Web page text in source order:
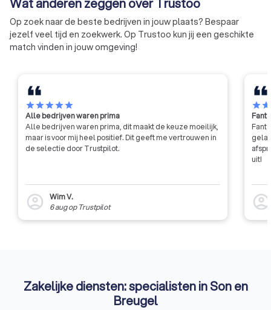
betekent dat ze
eigen gang kunnen
moeten voldoen
Op zoek naar de beste bedrijven in jouw plaats? Bespaar
jezelf veel tijd en zoekwerk. Op Trustoo kun jij een geschikte
match vinden in jouw omgeving!
starstarstarstarstar
Alle bedrijven waren prima
Alle bedrijven waren prima, dit maakt de keuze moeilijk,
maar is voor mij heel positief. Dit geeft me vertrouwen in
de selectie door Trustpilot.
account_circle
Wim V.
6 augop Trustpilot
starstar
uit!
account_circle
Zakelijke diensten: specialisten in Son en
Breugel